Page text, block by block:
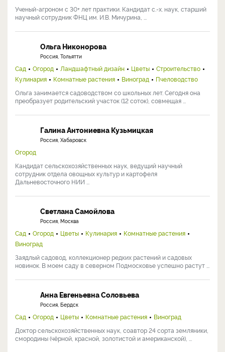
Ученый-агроном с 30+ лет практики. Кандидат с.-х. наук, старший
научный сотрудник ФНЦ им. И.В. Мичурина, ...
Ольга Никонорова
Россия, Тольятти
Сад Огород Ландшафтный дизайн Цветы
Строительство
Кулинария
Комнатные растения Виноград
Пчеловодство
Ольга занимается садоводством со школьных лет. Сегодня она
преобразует родительский участок (12 соток), совмещая ...
Галина Антониевна Кузьмицкая
Россия, Хабаровск
Огород
Кандидат сельскохозяйственных наук, ведущий научный
сотрудник отдела овощных культур и картофеля
Дальневосточного НИИ ...
Светлана Самойлова
Россия, Москва
Сад Огород Цветы Кулинария
Комнатные растения
Виноград
Заядлый садовод, коллекционер редких растений и садовых
новинок. В моем саду в северном Подмосковье успешно растут ...
Анна Евгеньевна Соловьева
Россия, Бердск
Сад Огород Цветы Комнатные растения
Виноград
Доктор сельскохозяйственных наук, соавтор 24 сорта земляники,
смородины (чёрной, красной, золотистой и американской), ...